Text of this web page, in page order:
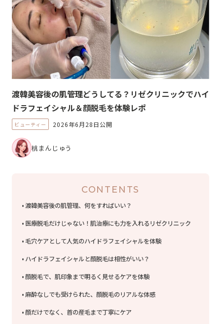
渡韓美容後の肌管理どうしてる？リゼクリニックでハイ
ドラフェイシャル＆顔脱毛を体験レポ
ビューティー 2026年6月28日公開
桃まんじゅう
CONTENTS
渡韓美容後の肌管理、何をすればいい？
医療脱毛だけじゃない！肌治療にも力を入れるリゼクリニック
毛穴ケアとして人気のハイドラフェイシャルを体験
ハイドラフェイシャルと顔脱毛は相性がいい？
顔脱毛で、肌印象まで明るく見せるケアを体験
麻酔なしでも受けられた、顔脱毛のリアルな体感
顔だけでなく、首の産毛まで丁寧にケア